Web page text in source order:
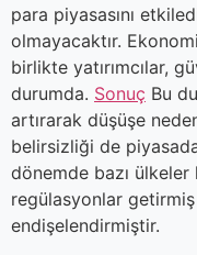
para piyasasını
olmayacaktır.
birlikte yatırımcılar,
durumda. Sonuç Bu
artırarak düşüşe
belirsizliği de
dönemde bazı
regülasyonlar getirmiş
endişelendirmiştir.